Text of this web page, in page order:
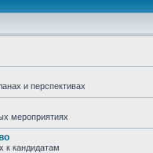
и перспективах
мероприятиях
к кандидатам